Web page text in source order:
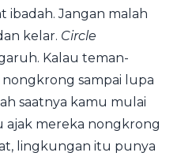
ibadah. Jangan malah
kelar. Circle
Kalau teman-
sampai lupa
saatnya kamu mulai
ajak mereka nongkrong
lingkungan itu punya